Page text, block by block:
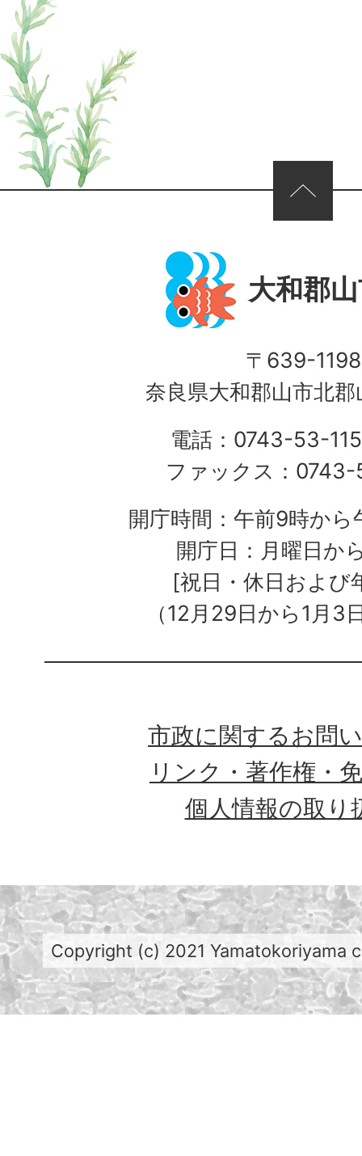
ページの先頭へ
大和郡
〒639-1198
奈良県大和郡山市北
電話：0743-53-
ファックス：
開庁時間：午前9時か
開庁日：月曜日か
[祝日・休日および
（12月29日から1月3
市政に関するお問
リンク・著作権・
個人情報の取り
Copyright (c) 2021 Yamatokoriyama